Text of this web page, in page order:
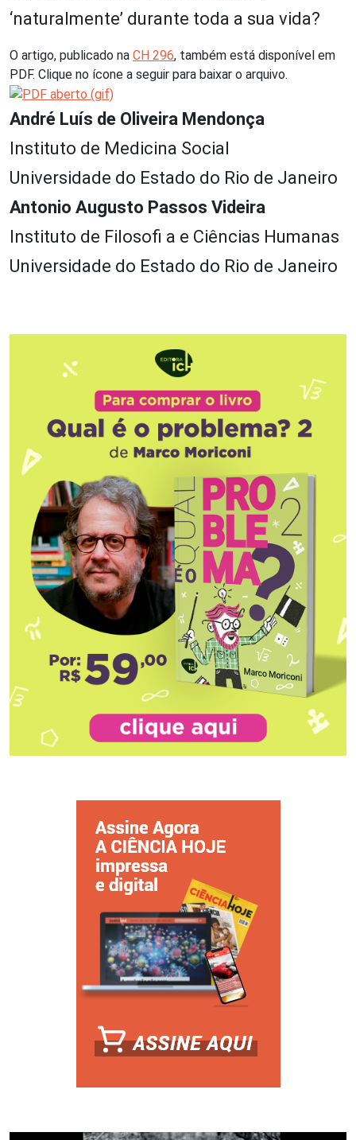
‘naturalmente’ durante toda a sua vida?
O artigo, publicado na CH 296, também está disponível em
PDF. Clique no ícone a seguir para baixar o arquivo.
André Luís de Oliveira Mendonça
Instituto de Medicina Social
Universidade do Estado do Rio de Janeiro
Antonio Augusto Passos Videira
Instituto de Filosofi a e Ciências Humanas
Universidade do Estado do Rio de Janeiro